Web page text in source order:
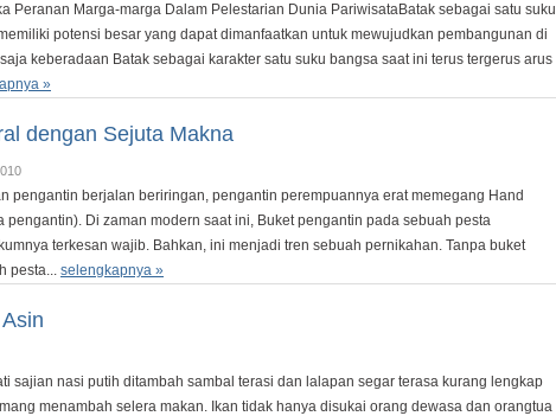
Peranan Marga-marga Dalam Pelestarian Dunia PariwisataBatak sebagai satu suku
potensi besar yang dapat dimanfaatkan untuk mewujudkan pembangunan di
keberadaan Batak sebagai karakter satu suku bangsa saat ini terus tergerus arus
»
dengan Sejuta Makna
pengantin berjalan beriringan, pengantin perempuannya erat memegang Hand
pengantin). Di zaman modern saat ini, Buket pengantin pada sebuah pesta
terkesan wajib. Bahkan, ini menjadi tren sebuah pernikahan. Tanpa buket
pesta... selengkapnya »
sajian nasi putih ditambah sambal terasi dan lalapan segar terasa kurang lengkap
menambah selera makan. Ikan tidak hanya disukai orang dewasa dan orangtua